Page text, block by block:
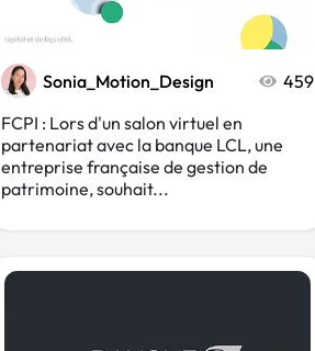
Sonia_Motion_Design
459
FCPI : Lors d'un salon virtuel en
partenariat avec la banque LCL, une
entreprise française de gestion de
patrimoine, souhait...